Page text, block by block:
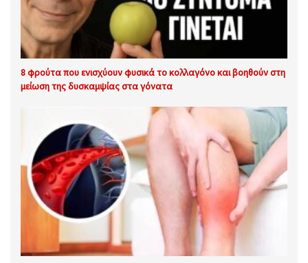
8 φρούτα που ενισχύουν φυσικά το κολλαγόνο και βοηθούν στη
μείωση της δυσκαμψίας στα γόνατα